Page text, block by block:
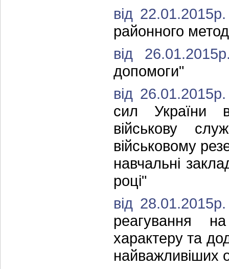
від
районного
від
допомоги"
від
сил України
військову
військовому
навчальні
році"
від
реагування на
характеру та
найважливіших